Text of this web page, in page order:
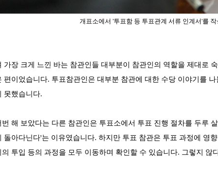
개표소에서 '투표함 등 투표관계 서류 인계서'를
가장 크게 느낀 바는 참관인들 대부분이 참관인의 역할을 제대로
편이었습니다. 투표참관인은 대부분 참관에 대한 수당 이야기를
못했습니다.
해 보았다는 다른 참관인은 투표소에서 투표 진행 절차를 두루
돌아다닌다'는 이유였습니다. 하지만 투표 참관은 투표 과정에 영
의 투입 등의 과정을 모두 이동하며 확인할 수 있습니다. 그렇지